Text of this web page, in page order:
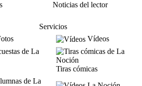
Noticias del lector
Servicios
Vídeos
Tiras cómicas